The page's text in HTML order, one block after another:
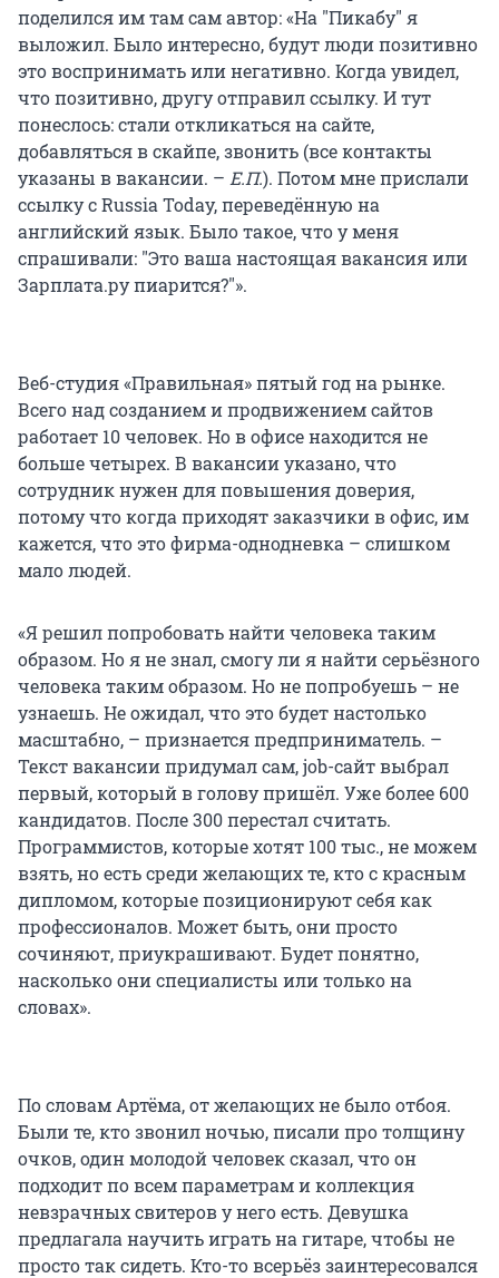
поделился им там сам автор: «На "Пикабу" я
выложил. Было интересно, будут люди позитивно
это воспринимать или негативно. Когда увидел,
что позитивно, другу отправил ссылку. И тут
понеслось: стали откликаться на сайте,
добавляться в скайпе, звонить (все контакты
указаны в вакансии. – Е.П.). Потом мне прислали
ссылку с Russia Today, переведённую на
английский язык. Было такое, что у меня
спрашивали: "Это ваша настоящая вакансия или
Зарплата.ру пиарится?"».
Веб-студия «Правильная» пятый год на рынке.
Всего над созданием и продвижением сайтов
работает 10 человек. Но в офисе находится не
больше четырех. В вакансии указано, что
сотрудник нужен для повышения доверия,
потому что когда приходят заказчики в офис, им
кажется, что это фирма-однодневка – слишком
мало людей.
«Я решил попробовать найти человека таким
образом. Но я не знал, смогу ли я найти серьёзного
человека таким образом. Но не попробуешь – не
узнаешь. Не ожидал, что это будет настолько
масштабно, – признается предприниматель. –
Текст вакансии придумал сам, job-сайт выбрал
первый, который в голову пришёл. Уже более 600
кандидатов. После 300 перестал считать.
Программистов, которые хотят 100 тыс., не можем
взять, но есть среди желающих те, кто с красным
дипломом, которые позиционируют себя как
профессионалов. Может быть, они просто
сочиняют, приукрашивают. Будет понятно,
насколько они специалисты или только на
словах».
По словам Артёма, от желающих не было отбоя.
Были те, кто звонил ночью, писали про толщину
очков, один молодой человек сказал, что он
подходит по всем параметрам и коллекция
невзрачных свитеров у него есть. Девушка
предлагала научить играть на гитаре, чтобы не
просто так сидеть. Кто-то всерьёз заинтересовался